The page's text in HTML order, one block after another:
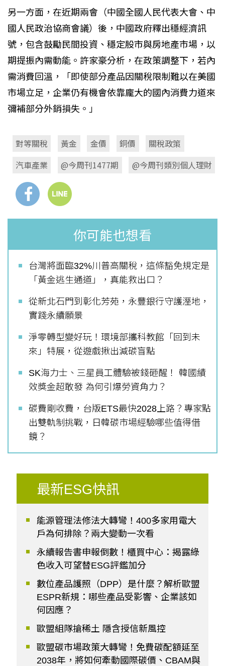
另一方面，在近期兩會（中國全國人民代表大會、中
國人民政治協商會議）後，中國政府釋出穩經濟訊
號，包含鼓勵民間投資、穩定股市與房地產市場，以
期提振內需動能。許家豪分析，在政策調整下，若內
需消費回溫，「即使部分產品因關稅限制難以在美國
市場立足，企業仍有機會依靠龐大的國內消費力道來
彌補部分外銷損失。」
對等關稅 黃金 金價 銅價
關稅政策
汽車產業
@今周刊1477期 @今周刊類別個人理財
你可能也想看
台灣將面臨32%川普高關稅，這條豁免規定是
「黃金逃生通道」，真能救出口？
從新北石門到彰化芳苑，永豐銀行守護溼地，
實踐永續願景
淨零轉型變好玩！環境部攜科教館「回到未
來」特展，從遊戲揪出減碳盲點
SK海力士、三星員工體驗被錢砸醒！ 韓國績
效獎金超敢發 為何引爆勞資角力？
碳費剛收費，台版ETS最快2028上路？專家點
出雙軌制挑戰，日韓碳市場經驗哪些值得借
鏡？
最新ESG快訊
能源管理法修法大轉彎！400多家用電大
戶為何排除？兩大變動一次看
永續報告書申報倒數！櫃買中心：揭露綠
色收入可望替ESG評鑑加分
數位產品護照（DPP）是什麼？解析歐盟
ESPR新規：哪些產品受影響、企業該如
何因應？
歐盟組隊搶稀土 隱含授信新風控
歐盟碳市場政策大轉彎！免費碳配額延至
2038年，將如何牽動國際碳價、CBAM與